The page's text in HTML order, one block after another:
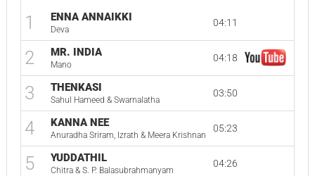
1 ENNA ANNAIKKI
Deva
04:11
2 MR. INDIA
Mano
04:18
3 THENKASI
Sahul Hameed & Swarnalatha
03:50
4 KANNA NEE
Anuradha Sriram, Izrath & Meera Krishnan
05:23
5 YUDDATHIL
Chitra & S. P. Balasubrahmanyam
04:26